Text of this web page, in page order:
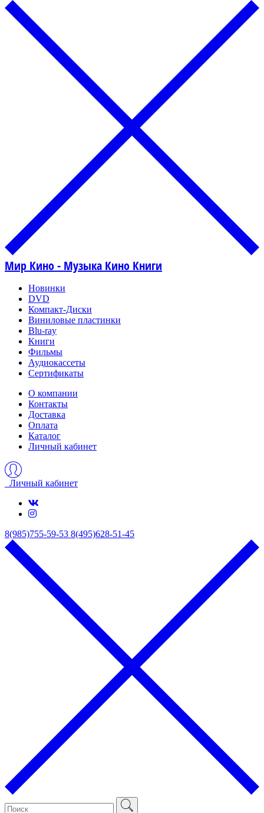
Мир Кино - Музыка Кино Книги
Новинки
DVD
Компакт-Диски
Виниловые пластинки
Blu-ray
Книги
Фильмы
Аудиокассеты
Сертификаты
О компании
Контакты
Доставка
Оплата
Каталог
Личный кабинет
Личный кабинет
8(985)755-59-53 8(495)628-51-45